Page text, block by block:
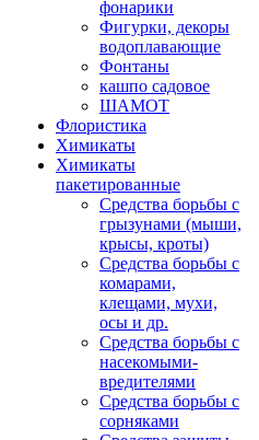
фонарики
Фигурки, декоры
водоплавающие
Фонтаны
кашпо садовое
ШАМОТ
Флористика
Химикаты
Химикаты
пакетированные
Средства борьбы с
грызунами (мыши,
крысы, кроты)
Средства борьбы с
комарами,
клещами, мухи,
осы и др.
Средства борьбы с
насекомыми-
вредителями
Средства борьбы с
сорняками